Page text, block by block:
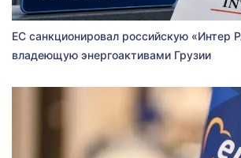
ЕС санкционировал российскую «Интер
владеющую энергоактивами Грузии